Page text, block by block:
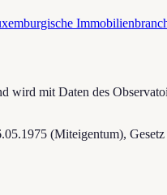
mit Daten des
(Miteigentum),